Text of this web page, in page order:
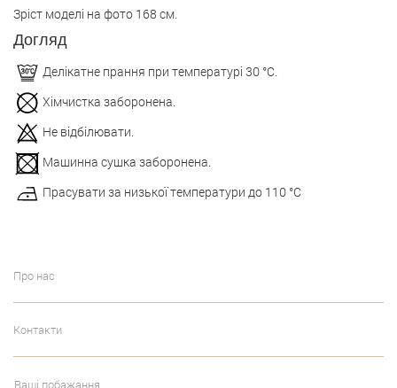
Зріст моделі на фото 168 см.
Догляд
Делікатне прання при температурі 30 °С.
Хімчистка заборонена.
Не відбілювати.
Машинна сушка заборонена.
Прасувати за низької температури до 110 °С
Про нас
Контакти